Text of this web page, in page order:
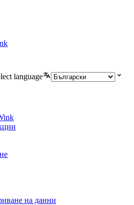
language
на данни